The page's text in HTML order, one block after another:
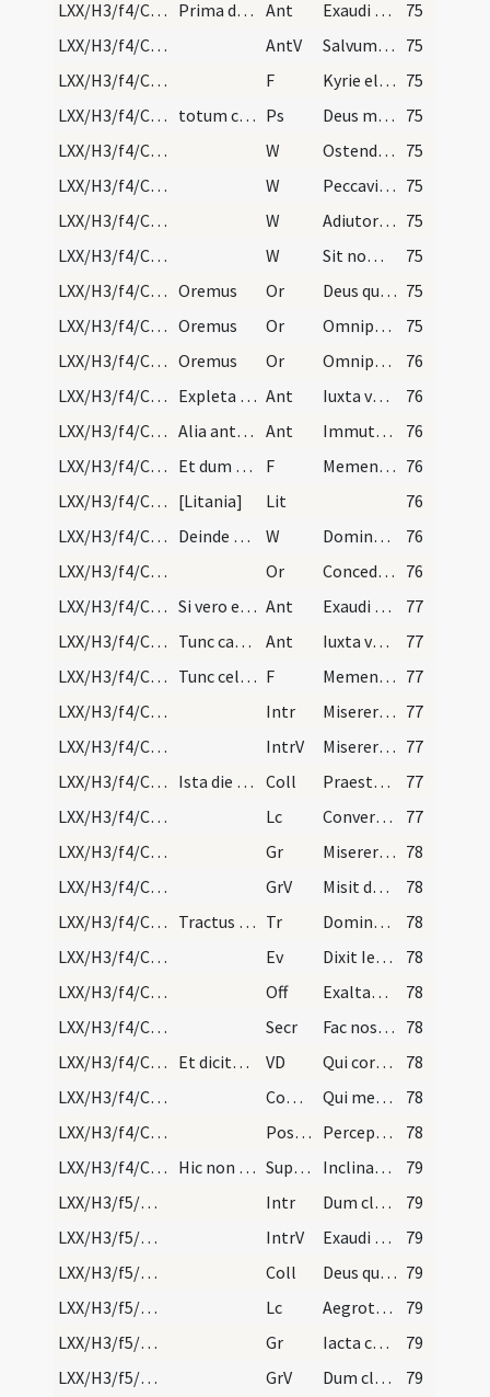
LXX/H3/f4/Cin/Ash Wednesday/1
Prima die Quadragesimae quae Cinerum appellatur m… Ant Exaudi nos Domine quoniam benigna est
75
LXX/H3/f4/Cin/Ash Wednesday
AntV Salvum me fac Deus quoniam intraverunt 75
LXX/H3/f4/Cin/Ash Wednesday/1
F Kyrie eleison ... Pater noster 75
LXX/H3/f4/Cin/Ash Wednesday
totum cum Gloria Patri Ps Deus misereatur nostri 75
LXX/H3/f4/Cin/Ash Wednesday/1
W Ostende nobis 75
LXX/H3/f4/Cin/Ash Wednesday/2
W Peccavimus cum patribus nostris 75
LXX/H3/f4/Cin/Ash Wednesday/3
W Adiutorium nostrum 75
LXX/H3/f4/Cin/Ash Wednesday/4
W Sit nomen Domini
75
LXX/H3/f4/Cin/Ash Wednesday/blessing of ashes/1 Oremus Or Deus qui non mortem sed paenitentiam desideras 75
LXX/H3/f4/Cin/Ash Wednesday/blessing of ashes/2 Oremus Or Omnipotens sempiterne Deus qui primo homini transgredienti mandatum
75
LXX/H3/f4/Cin/Ash Wednesday/blessing of ashes/3 Oremus Or Omnipotens Deus qui misereris omnium et nihil odisti
76
LXX/H3/f4/Cin/Ash Wednesday/2
Expleta benedictione adspergantur cineres aqua be… Ant Iuxta vestibulum et altare
76
LXX/H3/f4/Cin/Ash Wednesday/3
Alia antiphona Ant Immutemur habitu in cinere
76
LXX/H3/f4/Cin/Ash Wednesday/2
Et dum cantantur in choro antiphonae suprascripta… F Memento homo quia pulvis es et in pulverem reverteris ideo age paenitentiam de peccatis ut salveris. 76
LXX/H3/f4/Cin/Ash Wednesday [Litania] Lit
76
LXX/H3/f4/Cin/Ash Wednesday/5
Deinde sacerdos revertitur ad altare et non verte… W Dominus vobiscum
76
LXX/H3/f4/Cin/Ash Wednesday/4
Or Concede nobis Domine praesidia militiae Christianae 76
LXX/H3/f4/Cin/Ash Wednesday/4
Si vero episcopus fuerit praesens et voluerit ben… Ant Exaudi nos Domine quoniam benigna est
77
LXX/H3/f4/Cin/Ash Wednesday/5
Tunc cantores incipiunt antiphonam: Ant Iuxta vestibulum et altare
77
LXX/H3/f4/Cin/Ash Wednesday/3
Tunc celebraturus missam accedit ad pontificem so… F Memento homo 77
LXX/H3/f4/Cinerum/M2/Mass Propers
Intr Misereris omnium 77
LXX/H3/f4/Cinerum/M2/Mass Propers
IntrV Miserere mei Deus 77
LXX/H3/f4/Cinerum/M2/Mass Propers
Ista die et per totam Quadragesimam in diebus fer… Coll Praesta Domine fidelibus tuis ut ieiuniorum veneranda sollemnia
77
LXX/H3/f4/Cinerum/M2/Mass Propers
Lc Convertimini ad me in toto corde vestro
77
LXX/H3/f4/Cinerum/M2/Mass Propers
Gr Miserere mei Deus 78
LXX/H3/f4/Cinerum/M2/Mass Propers
GrV Misit de caelo
78
LXX/H3/f4/Cinerum/M2/Mass Propers
Tractus iste dicitur in diebus ferialibus usque a… Tr Domine non secundum peccata nostra
78
LXX/H3/f4/Cinerum/M2/Mass Propers
Ev Dixit Iesus ... Cum ieiunatis
78
LXX/H3/f4/Cinerum/M2/Mass Propers
Off Exaltabo te
78
LXX/H3/f4/Cinerum/M2/Mass Propers
Secr Fac nos quaesumus Domine his muneribus offerendis 78
LXX/H3/f4/Cinerum/M2/Mass Propers
Et dicitur cottidie usque ad dominicam in Ramis P… VD Qui corporali ieiunio
78
LXX/H3/f4/Cinerum/M2/Mass Propers
Comm Qui meditabitur
78
LXX/H3/f4/Cinerum/M2/Mass Propers
Postcomm Percepta nobis Domine praebeat sacramenta
78
LXX/H3/f4/Cinerum/M2/Mass Propers
Hic non dicatur Per Dominum sed sacerdos absolute… Superpop Inclinantes se Domine maiestati tuae
79
LXX/H3/f5/M2/Mass Propers
Intr Dum clamarem
79
LXX/H3/f5/M2/Mass Propers
IntrV Exaudi Deus
79
LXX/H3/f5/M2/Mass Propers
Coll Deus qui culpa offenderis paenitentia placaris preces populi ... meremur averte. 79
LXX/H3/f5/M2/Mass Propers
Lc Aegrotavit Ezechias usque ad mortem
79
LXX/H3/f5/M2/Mass Propers
Gr Iacta cogitatum tuum
79
LXX/H3/f5/M2/Mass Propers
GrV Dum clamarem 79